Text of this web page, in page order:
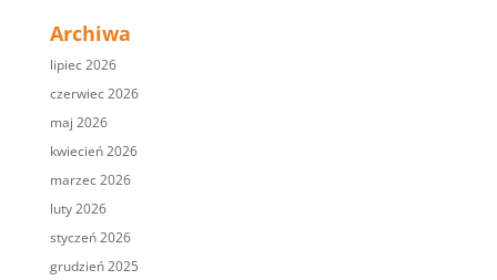
Archiwa
lipiec 2026
czerwiec 2026
maj 2026
kwiecień 2026
marzec 2026
luty 2026
styczeń 2026
grudzień 2025